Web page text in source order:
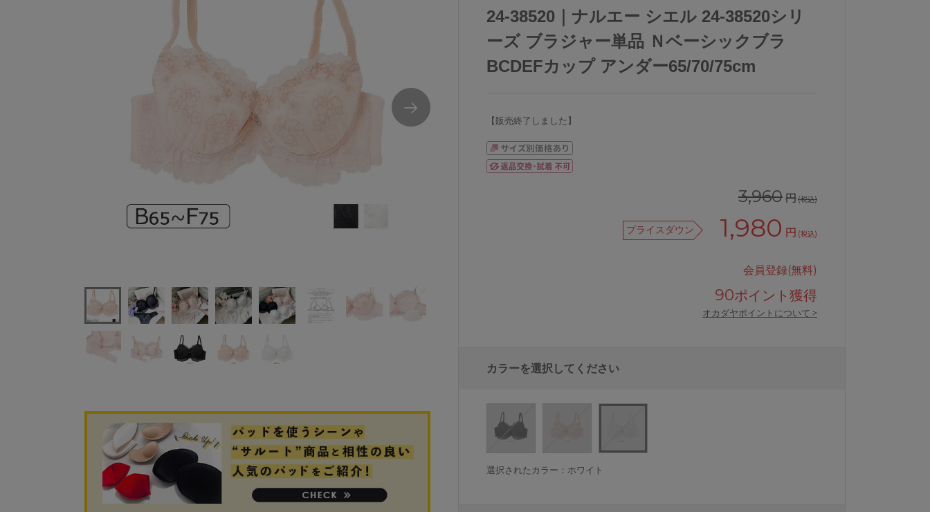
24-38520｜ナルエー シエル 24-38520シリ
ーズ ブラジャー単品 Ｎベーシックブラ
BCDEFカップ アンダー65/70/75cm
【販売終了しました】
3,960円(税込)
プライスダウン 1,980 円 (税込)
会員登録(無料)
90ポイント獲得
オカダヤポイントについて >
カラーを選択してください
選択されたカラー：ホワイト